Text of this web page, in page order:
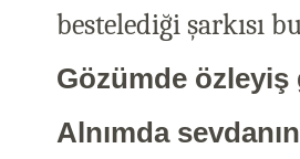
bestelediği şarkısı
Gözümde özleyiş
Alnımda